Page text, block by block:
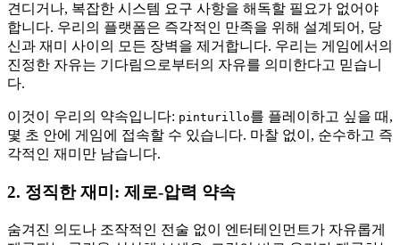
견디거나, 복잡한 시스템 요구 사항을 해독할 필요가 없어야
합니다. 우리의 플랫폼은 즉각적인 만족을 위해 설계되어, 당
신과 재미 사이의 모든 장벽을 제거합니다. 우리는 게임에서의
진정한 자유는 기다림으로부터의 자유를 의미한다고 믿습니
다.
이것이 우리의 약속입니다: pinturillo를 플레이하고 싶을 때,
몇 초 안에 게임에 접속할 수 있습니다. 마찰 없이, 순수하고 즉
각적인 재미만 남습니다.
2. 정직한 재미: 제로-압력 약속
숨겨진 의도나 조작적인 전술 없이 엔터테인먼트가 자유롭게